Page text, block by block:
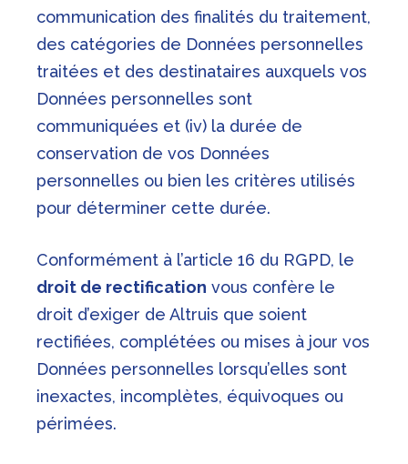
communication des finalités du traitement,
des catégories de Données personnelles
traitées et des destinataires auxquels vos
Données personnelles sont
communiquées et (iv) la durée de
conservation de vos Données
personnelles ou bien les critères utilisés
pour déterminer cette durée.
Conformément à l’article 16 du RGPD, le
droit de rectification vous confère le
droit d’exiger de Altruis que soient
rectifiées, complétées ou mises à jour vos
Données personnelles lorsqu’elles sont
inexactes, incomplètes, équivoques ou
périmées.